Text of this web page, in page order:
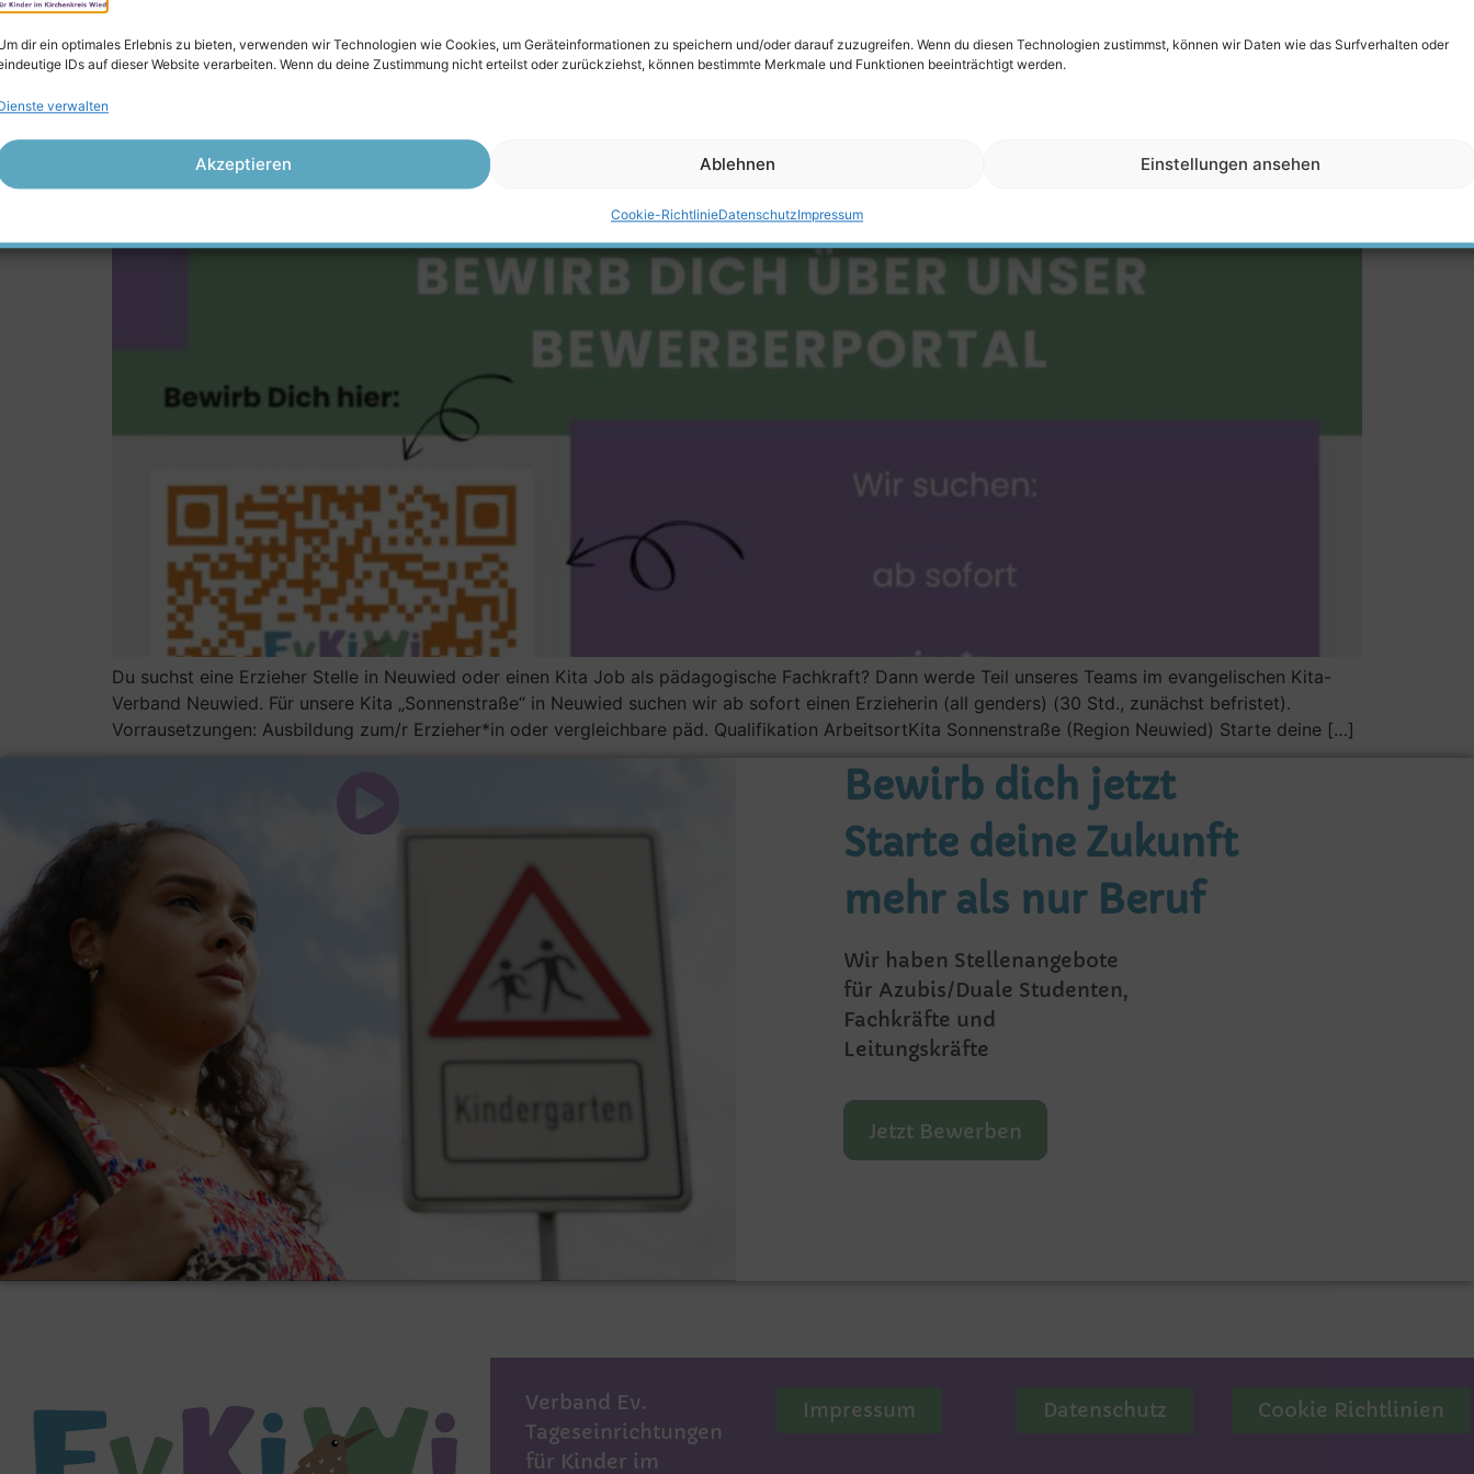
dir ein optimales Erlebnis zu bieten, verwenden wir Technologien wie Cookies, um Geräteinformationen zu speichern und/oder darauf zuzugreifen. Wenn du diesen Technologien zustimmst, können wir Daten wie das Surfverhalten oder
IDs auf dieser Website verarbeiten. Wenn du deine Zustimmung nicht erteilst oder zurückziehst, können bestimmte Merkmale und Funktionen beeinträchtigt werden.
verwalten
Akzeptieren Ablehnen Einstellungen ansehen
Cookie-RichtlinieDatenschutzImpressum
Erzieher Stelle Neuwied – Kita Sonnenstraße
Du suchst eine Erzieher Stelle in Neuwied oder einen Kita Job als pädagogische Fachkraft? Dann werde Teil unseres Teams im evangelischen Kita-
Verband Neuwied. Für unsere Kita „Sonnenstraße“ in Neuwied suchen wir ab sofort einen Erzieherin (all genders) (30 Std., zunächst befristet).
Vorrausetzungen: Ausbildung zum/r Erzieher*in oder vergleichbare päd. Qualifikation ArbeitsortKita Sonnenstraße (Region Neuwied) Starte deine […]
Bewirb dich jetzt
Starte deine Zukunft
mehr als nur Beruf
Wir haben Stellenangebote
für Azubis/Duale Studenten,
Fachkräfte und
Leitungskräfte
Jetzt Bewerben
Verband Ev.
Tageseinrichtungen
für Kinder im
Impressum Datenschutz Cookie Richtlinien